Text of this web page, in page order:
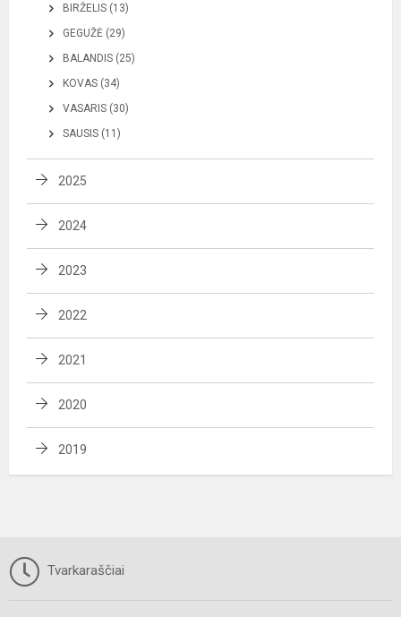
BIRŽELIS (13)
GEGUŽĖ (29)
BALANDIS (25)
KOVAS (34)
VASARIS (30)
SAUSIS (11)
2025
2024
2023
2022
2021
2020
2019
Tvarkaraščiai